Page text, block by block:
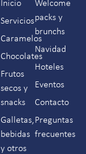
Inicio
Servicios
Caramelos
Chocolates
Frutos
secos y
snacks
Galletas,
bebidas
y otros
Welcome
packs y
brunchs
Navidad
Hoteles
Eventos
Contacto
Preguntas
frecuentes